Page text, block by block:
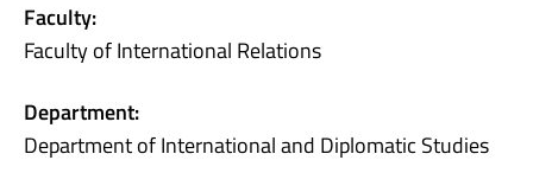
Faculty:
Faculty of International Relations
Department:
Department of International and Diplomatic Studies